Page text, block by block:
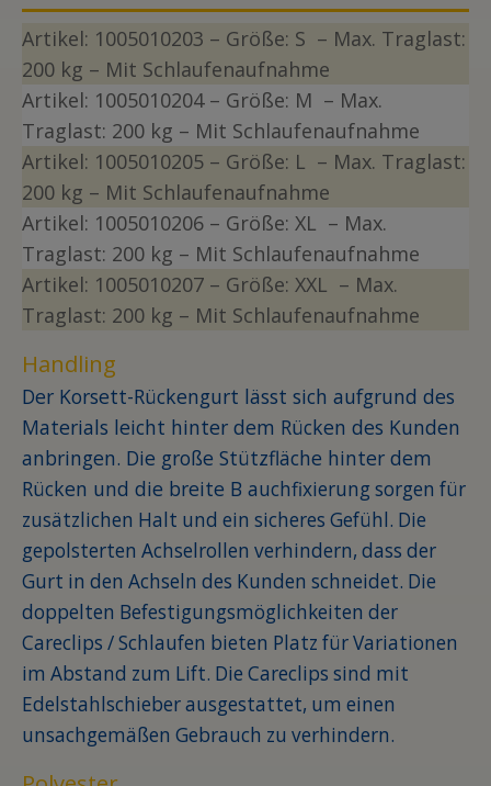
Artikel: 1005010203 – Größe: S – Max. Traglast:
200 kg – Mit Schlaufenaufnahme
Artikel: 1005010204– Größe: M – Max.
Traglast: 200 kg – Mit Schlaufenaufnahme
Artikel: 1005010205 – Größe: L – Max. Traglast:
200 kg – Mit Schlaufenaufnahme
Artikel: 1005010206 – Größe: XL – Max.
Traglast: 200 kg – Mit Schlaufenaufnahme
Artikel: 1005010207 – Größe: XXL – Max.
Traglast: 200 kg – Mit Schlaufenaufnahme
Handling
Der Korsett-Rückengurt lässt sich aufgrund des
Materials leicht hinter dem Rücken des Kunden
anbringen. Die große Stützfläche hinter dem
Rücken und die breite B auchfixierung sorgen für
zusätzlichen Halt und ein sicheres Gefühl. Die
gepolsterten Achselrollen verhindern, dass der
Gurt in den Achseln des Kunden schneidet. Die
doppelten Befestigungsmöglichkeiten der
Careclips / Schlaufen bieten Platz für Variationen
im Abstand zum Lift. Die Careclips sind mit
Edelstahlschieber ausgestattet, um einen
unsachgemäßen Gebrauch zu verhindern.